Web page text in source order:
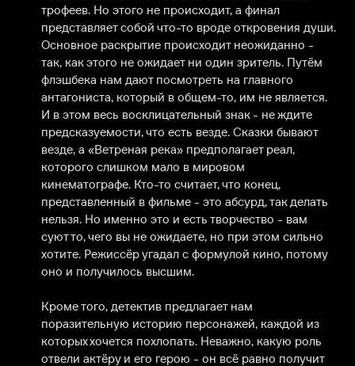
трофеев. Но этого не происходит, а финал
представляет собой что-то вроде откровения души.
Основное раскрытие происходит неожиданно -
так, как этого не ожидает ни один зритель. Путём
флэшбека нам дают посмотреть на главного
антагониста, который в общем-то, им не является.
И в этом весь восклицательный знак - не ждите
предсказуемости, что есть везде. Сказки бывают
везде, а «Ветреная река» предполагает реал,
которого слишком мало в мировом
кинематографе. Кто-то считает, что конец,
представленный в фильме - это абсурд, так делать
нельзя. Но именно это и есть творчество - вам
суют то, чего вы не ожидаете, но при этом сильно
хотите. Режиссёр угадал с формулой кино, потому
оно и получилось высшим.
Кроме того, детектив предлагает нам
поразительную историю персонажей, каждой из
которых хочется похлопать. Неважно, какую роль
отвели актёру и его герою - он всё равно получит